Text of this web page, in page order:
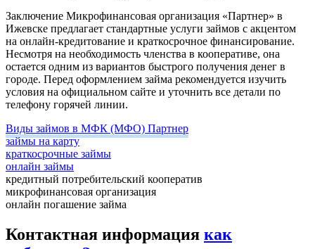
Заключение Микрофинансовая организация «Партнер» в
Ижевске предлагает стандартные услуги займов с акцентом
на онлайн-кредитование и краткосрочное финансирование.
Несмотря на необходимость членства в кооперативе, она
остается одним из вариантов быстрого получения денег в
городе. Перед оформлением займа рекомендуется изучить
условия на официальном сайте и уточнить все детали по
телефону горячей линии.
Виды займов в МФК (МФО) Партнер
займы на карту
краткосрочные займы
онлайн займы
кредитный потребительский кооператив
микрофинансовая организация
онлайн погашение займа
Контактная информация как